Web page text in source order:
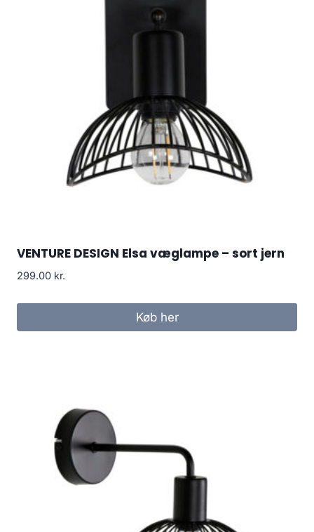
VENTURE DESIGN Elsa væglampe – sort jern
299.00 kr.
Køb her